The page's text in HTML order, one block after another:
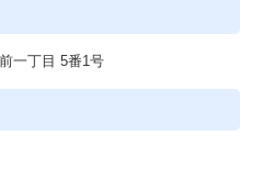
一丁目 5番1号